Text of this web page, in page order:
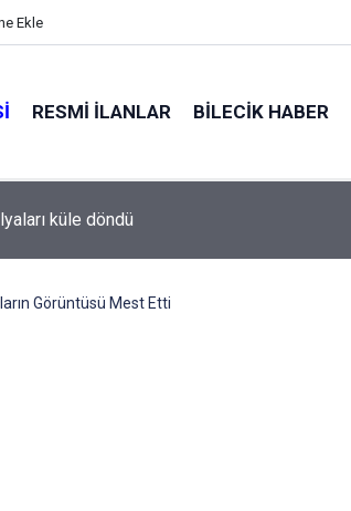
Ekle
RESMI İLANLAR BILECIK HABER
küle döndü
Görüntüsü Mest Etti